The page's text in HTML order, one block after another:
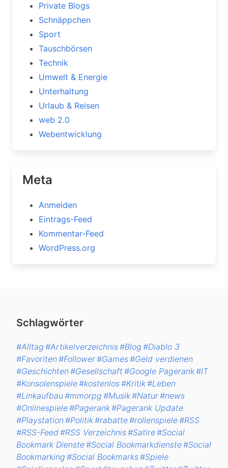
Private Blogs
Schnäppchen
Sport
Tauschbörsen
Technik
Umwelt & Energie
Unterhaltung
Urlaub & Reisen
web 2.0
Webentwicklung
Meta
Anmelden
Eintrags-Feed
Kommentar-Feed
WordPress.org
Schlagwörter
#Alltag #Artikelverzeichnis#Blog #Diablo 3
#Favoriten#Follower#Games#Geld verdienen
#Geschichten#Gesellschaft#Google Pagerank#IT
#Konsolenspiele#kostenlos#Kritik#Leben
#Linkaufbau#mmorpg #Musik#Natur#news
#Onlinespiele#Pagerank#Pagerank Update
#Playstation#Politik#rabatte#rollenspiele#RSS
#RSS-Feed#RSS Verzeichnis#Satire#Social
Bookmark Dienste#Social Bookmarkdienste#Social
Bookmarking #Social Bookmarks#Spiele